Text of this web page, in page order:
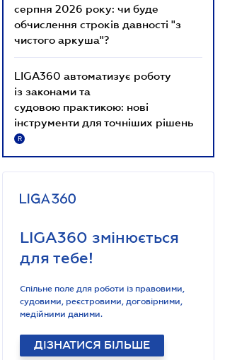
серпня 2026 року: чи буде
обчислення строків давності "з
чистого аркуша"?
LIGA360 автоматизує роботу
із законами та
судовою практикою: нові
інструменти для точніших рішень
R
LIGA360 змінюється
для тебе!
Спільне поле для роботи із правовими,
судовими, реєстровими, договірними,
медійними даними.
ДІЗНАТИСЯ БІЛЬШЕ